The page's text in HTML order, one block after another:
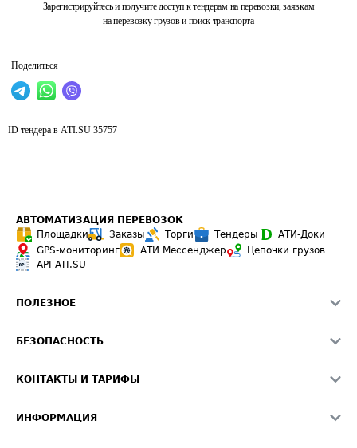
Зарегистрируйтесь и получите доступ к тендерам на перевозки, заявкам
на перевозку грузов и поиск транспорта
Поделиться
ID тендера в ATI.SU 35757
АВТОМАТИЗАЦИЯ ПЕРЕВОЗОК
Площадки
Заказы Торги Тендеры
АТИ-Доки
GPS-мониторинг
АТИ Мессенджер
Цепочки грузов
API ATI.SU
ПОЛЕЗНОЕ
Звезды ATI.SU на вашем сайте
Средние ставки
БЕЗОПАСНОСТЬ
Светофор+
КОНТАКТЫ И ТАРИФЫ
ИНФОРМАЦИЯ